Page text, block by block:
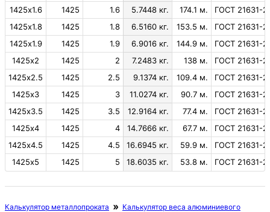
1425х1.6
1425 1.6 5.7448 кг. 174.1 м.
ГОСТ 21631-
1425х1.8
1425 1.8 6.5160 кг. 153.5 м.
ГОСТ 21631-
1425х1.9
1425 1.9 6.9016 кг. 144.9 м.
ГОСТ 21631-
1425х2
1425 2 7.2483 кг. 138 м.
ГОСТ 21631-
1425х2.5
1425 2.5 9.1374 кг. 109.4 м.
ГОСТ 21631-
1425х3
1425 3 11.0274 кг. 90.7 м.
ГОСТ 21631-
1425х3.5
1425 3.5 12.9164 кг. 77.4 м.
ГОСТ 21631-
1425х4
1425 4 14.7666 кг. 67.7 м.
ГОСТ 21631-
1425х4.5
1425 4.5 16.6945 кг. 59.9 м.
ГОСТ 21631-
1425х5
1425 5 18.6035 кг. 53.8 м. ГОСТ 21631-
Калькулятор металлопроката
Калькулятор веса алюминиевого